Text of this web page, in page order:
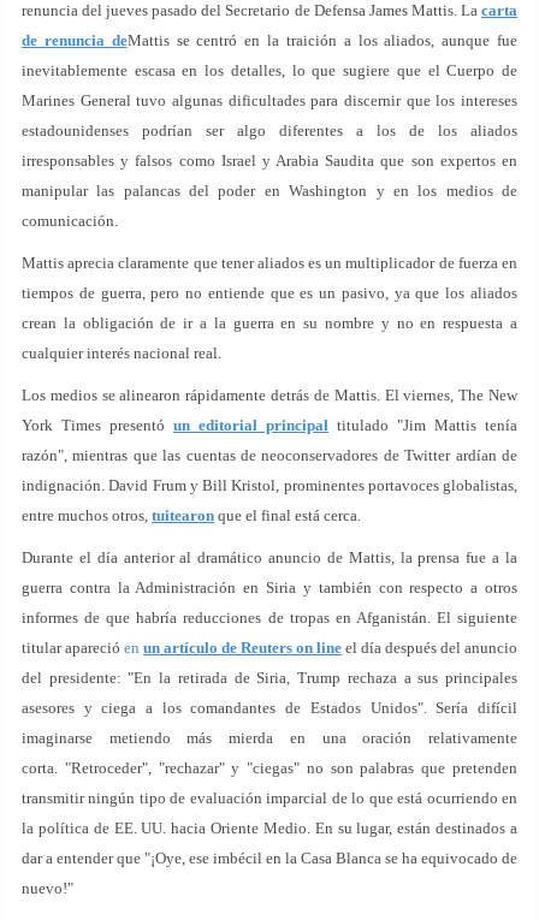
renuncia del jueves pasado del Secretario de Defensa James Mattis. La carta
de renuncia deMattis se centró en la traición a los aliados, aunque fue
inevitablemente escasa en los detalles, lo que sugiere que el Cuerpo de
Marines General tuvo algunas dificultades para discernir que los intereses
estadounidenses podrían ser algo diferentes a los de los aliados
irresponsables y falsos como Israel y Arabia Saudita que son expertos en
manipular las palancas del poder en Washington y en los medios de
comunicación.
Mattis aprecia claramente que tener aliados es un multiplicador de fuerza en
tiempos de guerra, pero no entiende que es un pasivo, ya que los aliados
crean la obligación de ir a la guerra en su nombre y no en respuesta a
cualquier interés nacional real.
Los medios se alinearon rápidamente detrás de Mattis. El viernes, The New
York Times presentó un editorial principal titulado "Jim Mattis tenía
razón", mientras que las cuentas de neoconservadores de Twitter ardían de
indignación. David Frum y Bill Kristol, prominentes portavoces globalistas,
entre muchos otros, tuitearon que el final está cerca.
Durante el día anterior al dramático anuncio de Mattis, la prensa fue a la
guerra contra la Administración en Siria y también con respecto a otros
informes de que habría reducciones de tropas en Afganistán. El siguiente
titular apareció en un artículo de Reuters on line el día después del anuncio
del presidente: "En la retirada de Siria, Trump rechaza a sus principales
asesores y ciega a los comandantes de Estados Unidos". Sería difícil
imaginarse metiendo más mierda en una oración relativamente
corta. "Retroceder", "rechazar" y "ciegas" no son palabras que pretenden
transmitir ningún tipo de evaluación imparcial de lo que está ocurriendo en
la política de EE. UU. hacia Oriente Medio. En su lugar, están destinados a
dar a entender que "¡Oye, ese imbécil en la Casa Blanca se ha equivocado de
nuevo!"